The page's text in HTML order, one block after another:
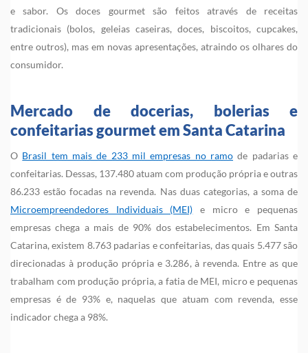
e sabor. Os doces gourmet são feitos através de receitas
tradicionais (bolos, geleias caseiras, doces, biscoitos, cupcakes,
entre outros), mas em novas apresentações, atraindo os olhares do
consumidor.
Mercado de docerias, bolerias e
confeitarias gourmet em Santa Catarina
O Brasil tem mais de 233 mil empresas no ramo de padarias e
confeitarias. Dessas, 137.480 atuam com produção própria e outras
86.233 estão focadas na revenda. Nas duas categorias, a soma de
Microempreendedores Individuais (MEI) e micro e pequenas
empresas chega a mais de 90% dos estabelecimentos. Em Santa
Catarina, existem 8.763 padarias e confeitarias, das quais 5.477 são
direcionadas à produção própria e 3.286, à revenda. Entre as que
trabalham com produção própria, a fatia de MEI, micro e pequenas
empresas é de 93% e, naquelas que atuam com revenda, esse
indicador chega a 98%.